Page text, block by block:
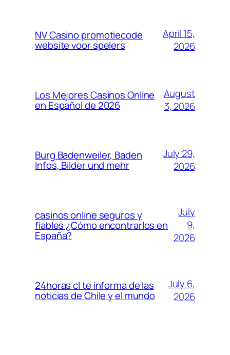
NV Casino promotiecode
website voor spelers
April 15,
2026
Los Mejores Casinos Online
en Español de 2026
August
3, 2026
Burg Badenweiler, Baden
Infos, Bilder und mehr
July 29,
2026
casinos online seguros y
fiables ¿Cómo encontrarlos en
España?
July
9,
2026
24horas cl te informa de las
noticias de Chile y el mundo
July 6,
2026